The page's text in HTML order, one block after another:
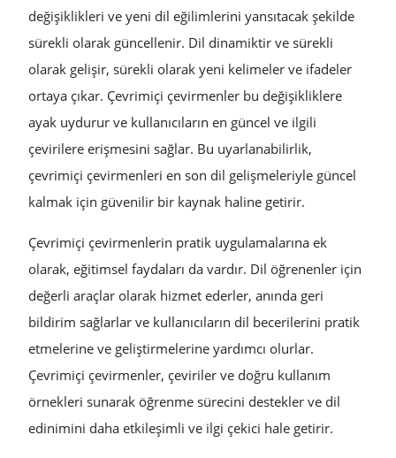
değişiklikleri ve yeni dil eğilimlerini yansıtacak şekilde
sürekli olarak güncellenir. Dil dinamiktir ve sürekli
olarak gelişir, sürekli olarak yeni kelimeler ve ifadeler
ortaya çıkar. Çevrimiçi çevirmenler bu değişikliklere
ayak uydurur ve kullanıcıların en güncel ve ilgili
çevirilere erişmesini sağlar. Bu uyarlanabilirlik,
çevrimiçi çevirmenleri en son dil gelişmeleriyle güncel
kalmak için güvenilir bir kaynak haline getirir.
Çevrimiçi çevirmenlerin pratik uygulamalarına ek
olarak, eğitimsel faydaları da vardır. Dil öğrenenler için
değerli araçlar olarak hizmet ederler, anında geri
bildirim sağlarlar ve kullanıcıların dil becerilerini pratik
etmelerine ve geliştirmelerine yardımcı olurlar.
Çevrimiçi çevirmenler, çeviriler ve doğru kullanım
örnekleri sunarak öğrenme sürecini destekler ve dil
edinimini daha etkileşimli ve ilgi çekici hale getirir.